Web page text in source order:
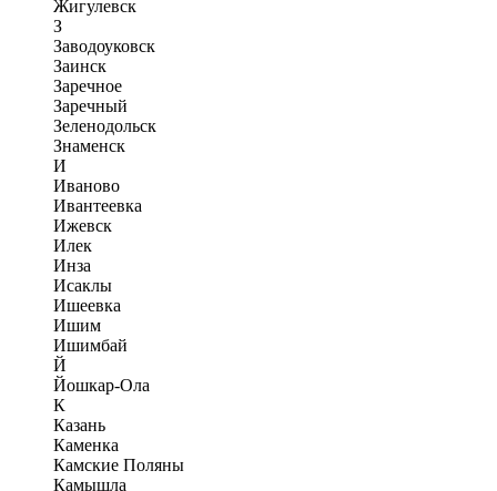
Жигулевск
З
Заводоуковск
Заинск
Заречное
Заречный
Зеленодольск
Знаменск
И
Иваново
Ивантеевка
Ижевск
Илек
Инза
Исаклы
Ишеевка
Ишим
Ишимбай
Й
Йошкар-Ола
К
Казань
Каменка
Камские Поляны
Камышла